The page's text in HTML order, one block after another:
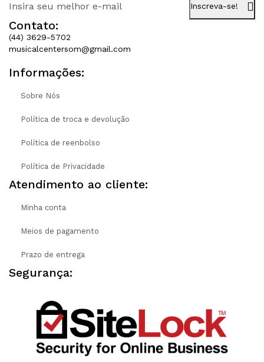
Inscreva-se!
Contato:
(44) 3629-5702
musicalcentersom@gmail.com
Informações:
Sobre Nós
Política de troca e devolução
Política de reenbolso
Política de Privacidade
Atendimento ao cliente:
Minha conta
Meios de pagamento
Prazo de entrega
Segurança: